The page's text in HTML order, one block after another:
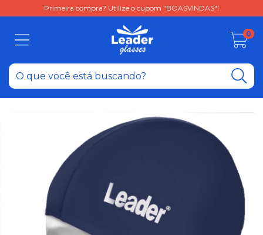
Primeira compra? Utilize o cupom "BOASVINDAS"!
0